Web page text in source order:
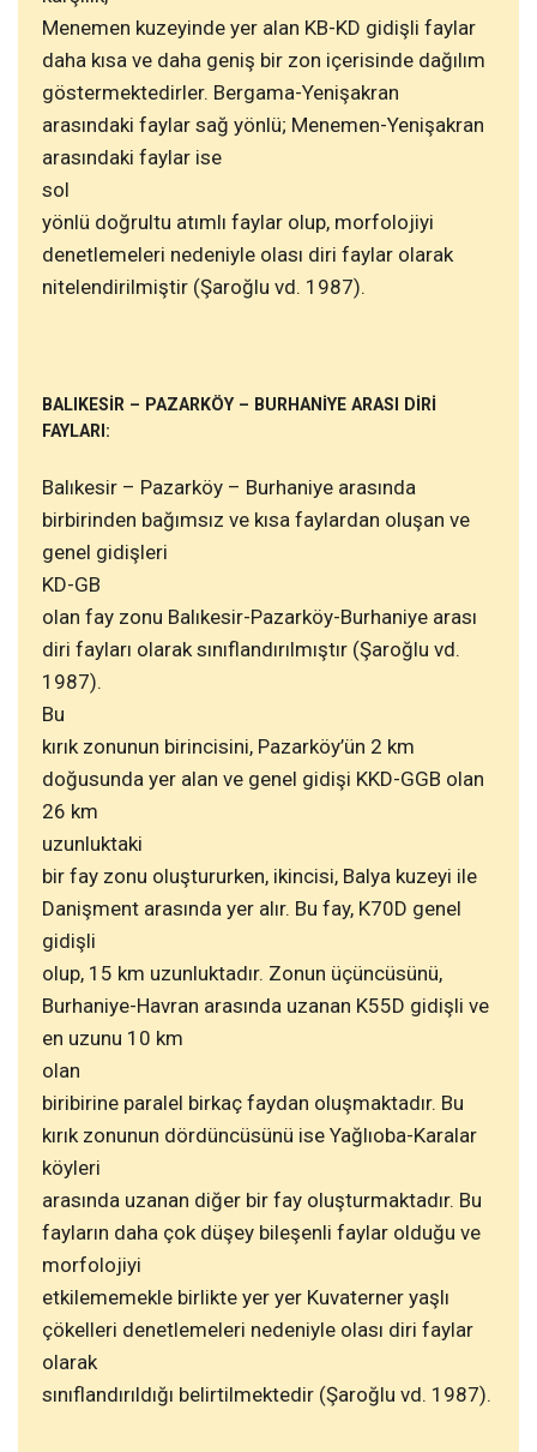
Menemen kuzeyinde yer alan KB-KD gidişli faylar
daha kısa ve daha geniş bir zon içerisinde dağılım
göstermektedirler. Bergama-Yenişakran
arasındaki faylar sağ yönlü; Menemen-Yenişakran
arasındaki faylar ise
sol
yönlü doğrultu atımlı faylar olup, morfolojiyi
denetlemeleri nedeniyle olası diri faylar olarak
nitelendirilmiştir (Şaroğlu vd. 1987).
BALIKESİR – PAZARKÖY – BURHANİYE ARASI DİRİ
FAYLARI:
Balıkesir – Pazarköy – Burhaniye arasında
birbirinden bağımsız ve kısa faylardan oluşan ve
genel gidişleri
KD-GB
olan fay zonu Balıkesir-Pazarköy-Burhaniye arası
diri fayları olarak sınıflandırılmıştır (Şaroğlu vd.
1987).
Bu
kırık zonunun birincisini, Pazarköy’ün 2 km
doğusunda yer alan ve genel gidişi KKD-GGB olan
26 km
uzunluktaki
bir fay zonu oluştururken, ikincisi, Balya kuzeyi ile
Danişment arasında yer alır. Bu fay, K70D genel
gidişli
olup, 15 km uzunluktadır. Zonun üçüncüsünü,
Burhaniye-Havran arasında uzanan K55D gidişli ve
en uzunu 10 km
olan
biribirine paralel birkaç faydan oluşmaktadır. Bu
kırık zonunun dördüncüsünü ise Yağlıoba-Karalar
köyleri
arasında uzanan diğer bir fay oluşturmaktadır. Bu
fayların daha çok düşey bileşenli faylar olduğu ve
morfolojiyi
etkilememekle birlikte yer yer Kuvaterner yaşlı
çökelleri denetlemeleri nedeniyle olası diri faylar
olarak
sınıflandırıldığı belirtilmektedir (Şaroğlu vd. 1987).